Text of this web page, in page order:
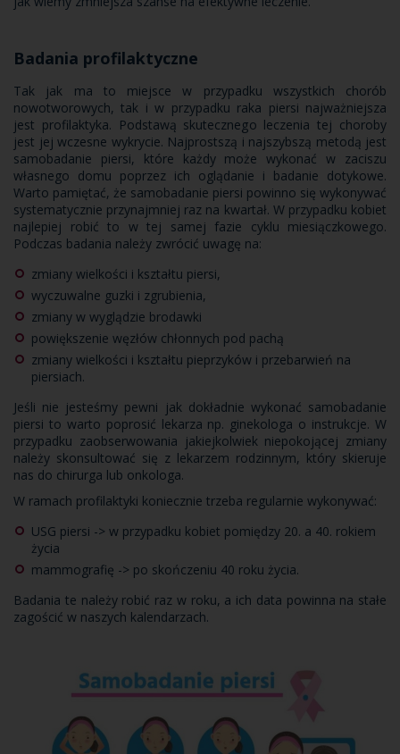
Badania profilaktyczne
Tak jak ma to miejsce w przypadku wszystkich chorób
nowotworowych, tak i w przypadku raka piersi najważniejsza
jest profilaktyka. Podstawą skutecznego leczenia tej choroby
jest jej wczesne wykrycie. Najprostszą i najszybszą metodą jest
samobadanie piersi, które każdy może wykonać w zaciszu
własnego domu poprzez ich oglądanie i badanie dotykowe.
Warto pamiętać, że samobadanie piersi powinno się wykonywać
systematycznie przynajmniej raz na kwartał. W przypadku kobiet
najlepiej robić to w tej samej fazie cyklu miesiączkowego.
Podczas badania należy zwrócić uwagę na:
zmiany wielkości i kształtu piersi,
wyczuwalne guzki i zgrubienia,
zmiany w wyglądzie brodawki
powiększenie węzłów chłonnych pod pachą
zmiany wielkości i kształtu pieprzyków i przebarwień na
piersiach.
Jeśli nie jesteśmy pewni jak dokładnie wykonać samobadanie
piersi to warto poprosić lekarza np. ginekologa o instrukcje. W
przypadku zaobserwowania jakiejkolwiek niepokojącej zmiany
należy skonsultować się z lekarzem rodzinnym, który skieruje
nas do chirurga lub onkologa.
W ramach profilaktyki koniecznie trzeba regularnie wykonywać:
USG piersi -> w przypadku kobiet pomiędzy 20. a 40. rokiem
życia
mammografię -> po skończeniu 40 roku życia.
Badania te należy robić raz w roku, a ich data powinna na stałe
zagościć w naszych kalendarzach.